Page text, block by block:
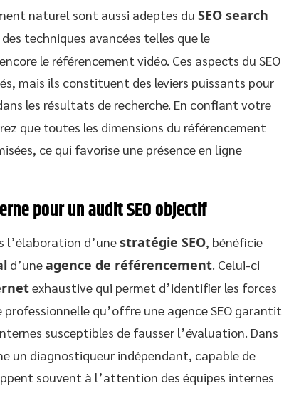
naturel sont aussi adeptes du SEO search
techniques avancées telles que le
le référencement vidéo. Ces aspects du SEO
mais ils constituent des leviers puissants pour
les résultats de recherche. En confiant votre
que toutes les dimensions du référencement
ce qui favorise une présence en ligne
pour un audit SEO objectif
l’élaboration d’unestratégie SEO, bénéficie
d’uneagence de référencement . Celui-ci
exhaustive qui permet d’identifier les forces
qu’offre une agence SEO garantit
susceptibles de fausser l’évaluation. Dans
un diagnostiqueur indépendant, capable de
souvent à l’attention des équipes internes